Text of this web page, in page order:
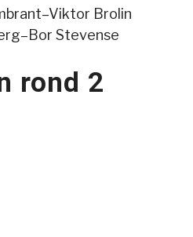
Brolin
Stevense
rond 2